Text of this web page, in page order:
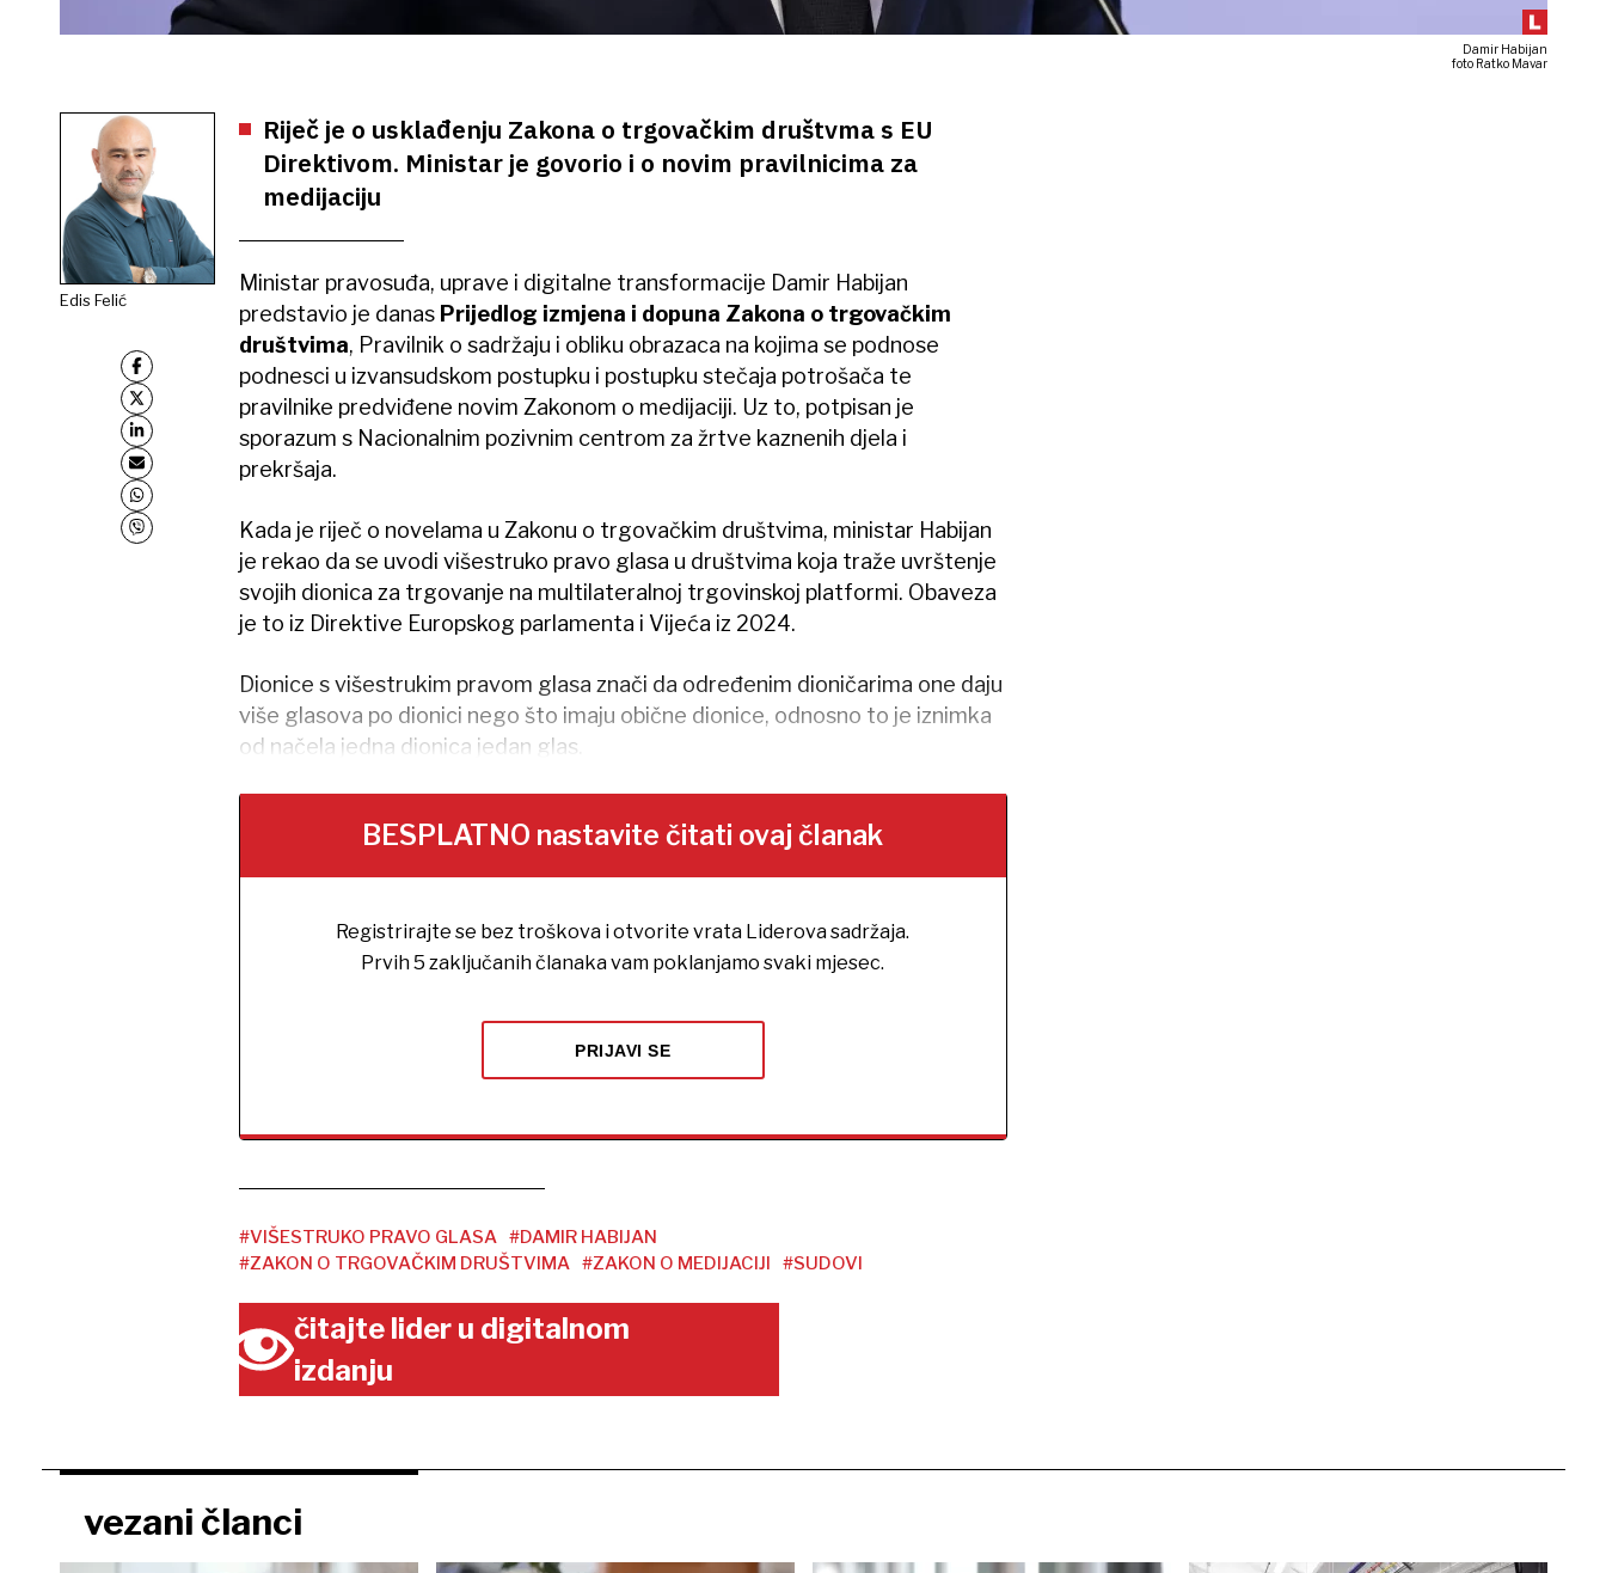
Damir Habijan
foto Ratko Mavar
Edis Felić
Riječ je o usklađenju Zakona o trgovačkim društvma s EU
Direktivom. Ministar je govorio i o novim pravilnicima za
medijaciju
Ministar pravosuđa, uprave i digitalne transformacije Damir Habijan
predstavio je danasPrijedlog izmjena i dopuna Zakona o trgovačkim
društvima, Pravilnik o sadržaju i obliku obrazaca na kojima se podnose
podnesci u izvansudskom postupku i postupku stečaja potrošača te
pravilnike predviđene novim Zakonom o medijaciji. Uz to, potpisan je
sporazum s Nacionalnim pozivnim centrom za žrtve kaznenih djela i
prekršaja.
Kada je riječ o novelama u Zakonu o trgovačkim društvima, ministar Habijan
je rekao da se uvodi višestruko pravo glasa u društvima koja traže uvrštenje
svojih dionica za trgovanje na multilateralnoj trgovinskoj platformi. Obaveza
je to iz Direktive Europskog parlamenta i Vijeća iz 2024.
Dionice s višestrukim pravom glasa znači da određenim dioničarima one daju
više glasova po dionici nego što imaju obične dionice, odnosno to je iznimka
od načela jedna dionica jedan glas.
BESPLATNO nastavite čitati ovaj članak
Registrirajte se bez troškova i otvorite vrata Liderova sadržaja.
Prvih 5 zaključanih članaka vam poklanjamo svaki mjesec.
PRIJAVI SE
#VIŠESTRUKO PRAVO GLASA #DAMIR HABIJAN
#ZAKON O TRGOVAČKIM DRUŠTVIMA #ZAKON O MEDIJACIJI #SUDOVI
čitajte lider u digitalnom
izdanju
vezani članci